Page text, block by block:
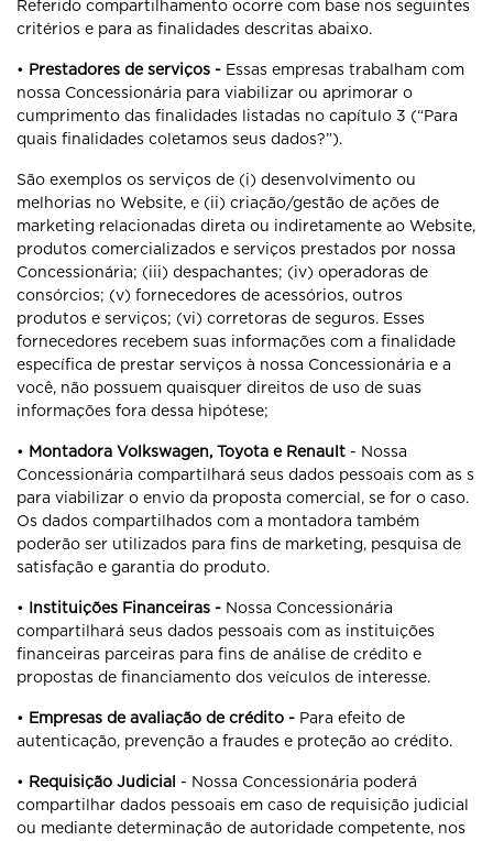
Referido compartilhamento ocorre com base nos seguintes
critérios e para as finalidades descritas abaixo.
• Prestadores de serviços - Essas empresas trabalham com
nossa Concessionária para viabilizar ou aprimorar o
cumprimento das finalidades listadas no capítulo 3 (“Para
quais finalidades coletamos seus dados?”).
São exemplos os serviços de (i) desenvolvimento ou
melhorias no Website, e (ii) criação/gestão de ações de
marketing relacionadas direta ou indiretamente ao Website,
produtos comercializados e serviços prestados por nossa
Concessionária; (iii) despachantes; (iv) operadoras de
consórcios; (v) fornecedores de acessórios, outros
produtos e serviços; (vi) corretoras de seguros. Esses
fornecedores recebem suas informações com a finalidade
específica de prestar serviços à nossa Concessionária e a
você, não possuem quaisquer direitos de uso de suas
informações fora dessa hipótese;
• Montadora Volkswagen, Toyota e Renault - Nossa
Concessionária compartilhará seus dados pessoais com as s
para viabilizar o envio da proposta comercial, se for o caso.
Os dados compartilhados com a montadora também
poderão ser utilizados para fins de marketing, pesquisa de
satisfação e garantia do produto.
• Instituições Financeiras - Nossa Concessionária
compartilhará seus dados pessoais com as instituições
financeiras parceiras para fins de análise de crédito e
propostas de financiamento dos veículos de interesse.
• Empresas de avaliação de crédito - Para efeito de
autenticação, prevenção a fraudes e proteção ao crédito.
• Requisição Judicial - Nossa Concessionária poderá
compartilhar dados pessoais em caso de requisição judicial
ou mediante determinação de autoridade competente, nos